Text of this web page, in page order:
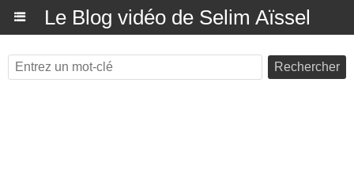
Le Blog vidéo de Selim Aïssel
Rechercher